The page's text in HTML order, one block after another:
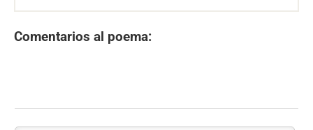
Comentarios al poema: